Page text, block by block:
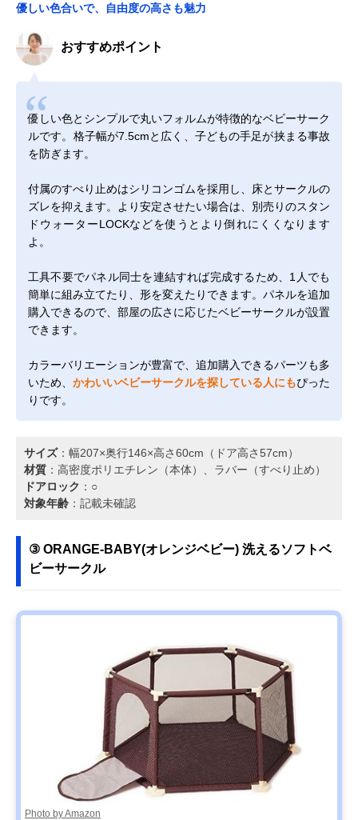
優しい色合いで、自由度の高さも魅力
おすすめポイント
優しい色とシンプルで丸いフォルムが特徴的なベビーサーク
ルです。格子幅が7.5cmと広く、子どもの手足が挟まる事故
を防ぎます。
付属のすべり止めはシリコンゴムを採用し、床とサークルの
ズレを抑えます。より安定させたい場合は、別売りのスタン
ドウォーターLOCKなどを使うとより倒れにくくなります
よ。
工具不要でパネル同士を連結すれば完成するため、1人でも
簡単に組み立てたり、形を変えたりできます。パネルを追加
購入できるので、部屋の広さに応じたベビーサークルが設置
できます。
カラーバリエーションが豊富で、追加購入できるパーツも多
いため、 かわいいベビーサークルを探している人にもぴった
りです。
サイズ：幅207×奥行146×高さ60cm（ドア高さ57cm）
材質 ：高密度ポリエチレン（本体）、ラバー（すべり止め）
ドアロック ：○
対象年齢 ：記載未確認
③ ORANGE-BABY(オレンジベビー) 洗えるソフトベ
ビーサークル
Photo by Amazon